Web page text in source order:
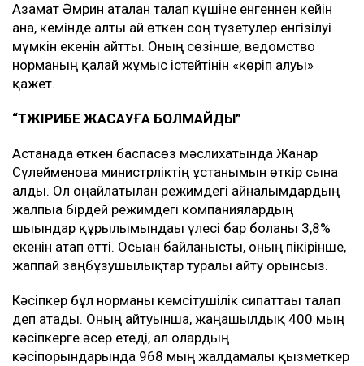
Азамат Әмрин аталған талап күшіне енгеннен кейін
ғана, кемінде алты ай өткен соң түзетулер енгізілуі
мүмкін екенін айтты. Оның сөзінше, ведомство
норманың қалай жұмыс істейтінін «көріп алуы»
қажет.
“ТӘЖІРИБЕ ЖАСАУҒА БОЛМАЙДЫ”
Астанада өткен баспасөз мәслихатында Жанар
Сүлейменова министрліктің ұстанымын өткір сынға
алды. Ол оңайлатылған режимдегі айналымдардың
жалпыға бірдей режимдегі компаниялардың
шығындар құрылымындағы үлесі бар болғаны 3,8%
екенін атап өтті. Осыған байланысты, оның пікірінше,
жаппай заңбұзушылықтар туралы айту орынсыз.
Кәсіпкер бұл норманы кемсітушілік сипаттағы талап
деп атады. Оның айтуынша, жаңашылдық 400 мың
кәсіпкерге әсер етеді, ал олардың
кәсіпорындарында 968 мың жалдамалы қызметкер